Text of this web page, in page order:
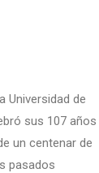
Universidad de
sus 107 años
un centenar de
pasados